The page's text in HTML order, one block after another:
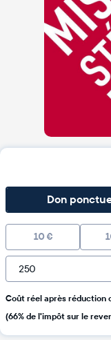
Don
10 €
Coût réel après réduction
(66% de l'impôt sur le